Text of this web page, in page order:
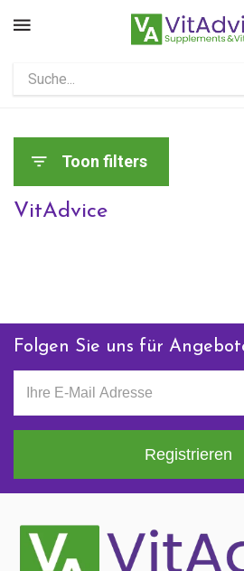
Toon filters
VitAdvice
Folgen Sie uns für
Registrieren